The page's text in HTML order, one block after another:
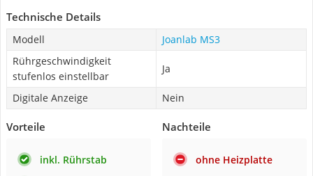
Technische Details
Modell
Joanlab MS3
Rührgeschwindigkeit
stufenlos einstellbar
Ja
Digitale Anzeige Nein
Vorteile
inkl. Rührstab
Nachteile
ohne Heizplatte